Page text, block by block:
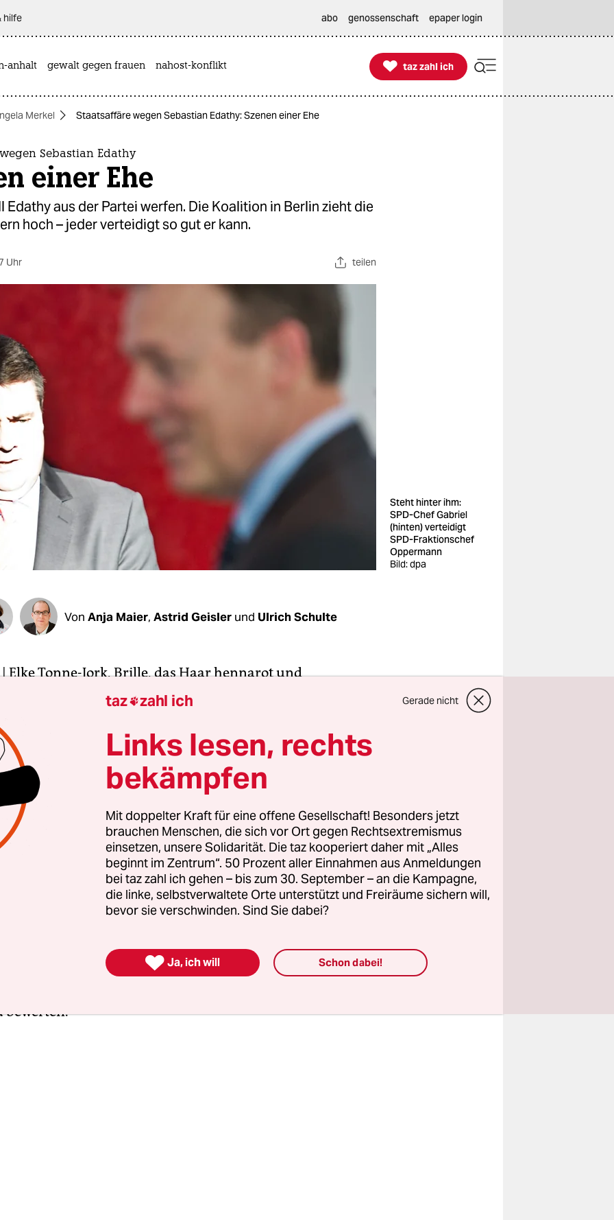
hilfe abo genossenschaft epaper login
anhalt gewalt gegen frauen nahost-konflikt 
taz zahl ich
taz zahl ich
Merkel Staatsaffäre wegen Sebastian Edathy: Szenen einer Ehe
Sebastian Edathy
einer Ehe
Edathy aus der Partei werfen. Die Koalition in Berlin zieht die
hoch – jeder verteidigt so gut er kann.
Uhr teilen
Steht hinter ihm:
SPD-Chef Gabriel
(hinten) verteidigt
SPD-Fraktionschef
Oppermann
Bild: dpa
Von Anja Maier, Astrid Geisler und Ulrich Schulte
| Elke Tonne-Jork, Brille, das Haar hennarot und
ist niemand, der zu vorschnellen Urteilen neigt. Die
des SPD-Unterbezirks Nienburg hat sich eine Woche Zeit
ein Urteil über Sebastian Edathy zu fällen. Sie wurde
Woche täglich von Journalisten aus Berlin angerufen, aber
ab. „Wir wollten uns nicht in Spekulationen ergehen und
der Staatsanwaltschaft abwarten“, sagt sie ruhig am
einen Tag nach der Pressekonferenz der Hannoveraner
Fall Edathy, stimmte sich Tonne-Jork per Telefonschalte
ab. Das Stimmungsbild: einhellig. Die
sagt sich von Sebastian Edathy los. „Das Herstellen,
schreiben die Genossen an die Presse. „Keiner von
sich vorstellen, seine eigenen Kinder auf derartigen Fotos
bewerten.
taz zahl ich Gerade nicht
Links lesen, rechts
bekämpfen
Mit doppelter Kraft für eine offene Gesellschaft! Besonders jetzt
brauchen Menschen, die sich vor Ort gegen Rechtsextremismus
einsetzen, unsere Solidarität. Die taz kooperiert daher mit „Alles
beginnt im Zentrum“. 50 Prozent aller Einnahmen aus Anmeldungen
bei taz zahl ich gehen – bis zum 30. September – an die Kampagne,
die linke, selbstverwaltete Orte unterstützt und Freiräume sichern will,
bevor sie verschwinden. Sind Sie dabei?
 Ja, ich will Schon dabei!